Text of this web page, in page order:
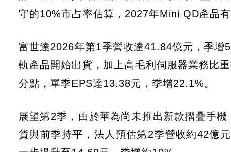
守的10%市占率估算，2027年Mini QD產品
富世達2026年第1季營收達41.84億元，季增
軌產品開始出貨，加上高毛利伺服器業務比
分點，單季EPS達13.38元，季增22.1%。
展望第2季，由於華為尚未推出新款摺疊手
貨與前季持平，法人預估第2季營收約42億